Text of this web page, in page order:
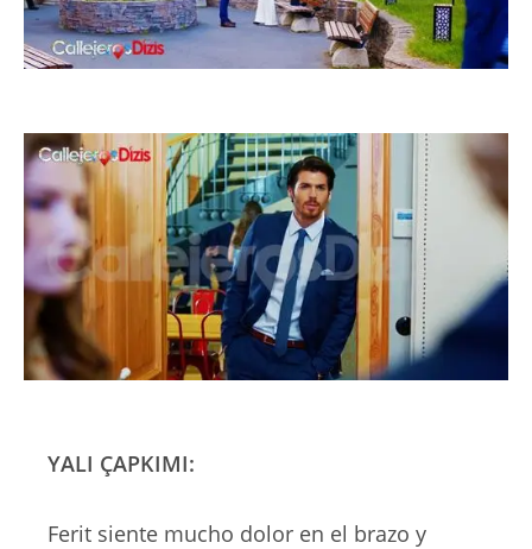
YALI ÇAPKIMI:
Ferit siente mucho dolor en el brazo y